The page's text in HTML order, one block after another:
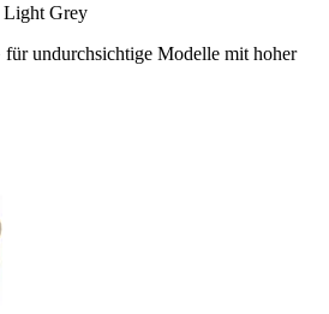
Grey
undurchsichtige Modelle mit hoher